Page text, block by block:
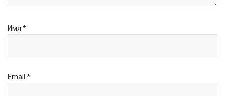
Имя *
Email *